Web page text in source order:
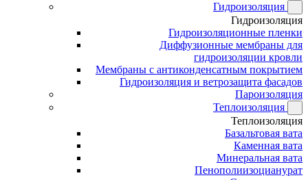
Гидроизоляция
Гидроизоляция
Гидроизоляционные пленки
Диффузионные мембраны для
гидроизоляции кровли
Мембраны с антиконденсатным покрытием
Гидроизоляция и ветрозащита фасадов
Пароизоляция
Теплоизоляция
Теплоизоляция
Базальтовая вата
Каменная вата
Минеральная вата
Пенополиизоцианурат